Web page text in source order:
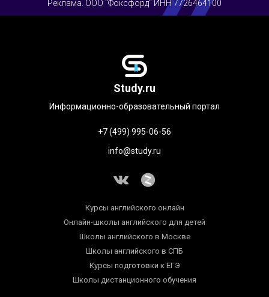
Реклама. ООО "Фоксфорд" ИНН 7726464100
Study.ru
Информационно-образовательный портал
+7 (499) 995-06-56
info@study.ru
Курсы английского онлайн
Онлайн-школы английского для детей
Школы английского в Москве
Школы английского в СПБ
Курсы подготовки к ЕГЭ
Школы дистанционного обучения